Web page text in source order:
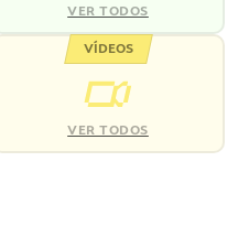
VER TODOS
VÍDEOS
VER TODOS